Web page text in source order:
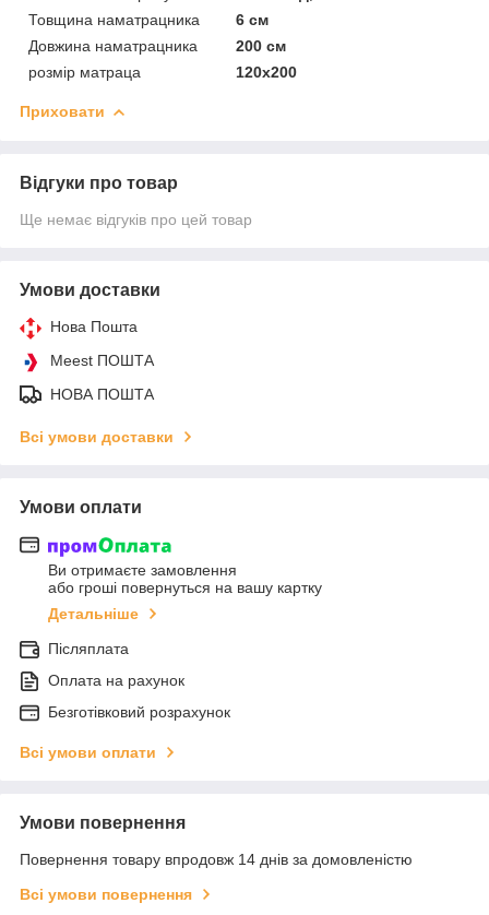
Товщина наматрацника
6 см
Довжина наматрацника
200 см
розмір матраца
120х200
Приховати
Відгуки про товар
Ще немає відгуків про цей товар
Умови доставки
Нова Пошта
Meest ПОШТА
НОВА ПОШТА
Всі умови доставки
Умови оплати
Ви отримаєте замовлення
або гроші повернуться на вашу картку
Детальніше
Післяплата
Оплата на рахунок
Безготівковий розрахунок
Всі умови оплати
Умови повернення
Повернення товару впродовж 14 днів за домовленістю
Всі умови повернення